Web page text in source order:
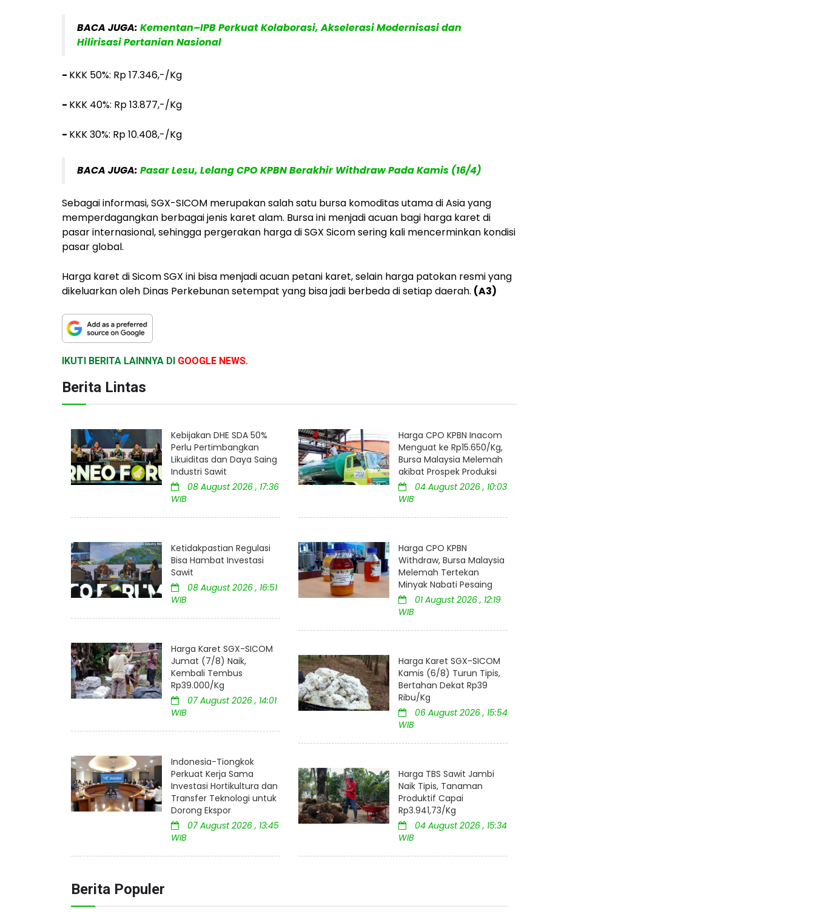
BACA JUGA: Kementan–IPB Perkuat Kolaborasi, Akselerasi Modernisasi dan
Hilirisasi Pertanian Nasional
- KKK 50%: Rp 17.346,-/Kg
- KKK 40%: Rp 13.877,-/Kg
- KKK 30%: Rp 10.408,-/Kg
BACA JUGA: Pasar Lesu, Lelang CPO KPBN Berakhir Withdraw Pada Kamis (16/4)
Sebagai informasi, SGX-SICOM merupakan salah satu bursa komoditas utama di Asia yang
memperdagangkan berbagai jenis karet alam. Bursa ini menjadi acuan bagi harga karet di
pasar internasional, sehingga pergerakan harga di SGX Sicom sering kali mencerminkan kondisi
pasar global.
Harga karet di Sicom SGX ini bisa menjadi acuan petani karet, selain harga patokan resmi yang
dikeluarkan oleh Dinas Perkebunan setempat yang bisa jadi berbeda di setiap daerah. (A3)
IKUTI BERITA LAINNYA DI GOOGLE NEWS.
Berita Lintas
Kebijakan DHE SDA 50%
Perlu Pertimbangkan
Likuiditas dan Daya Saing
Industri Sawit
08 August 2026 , 17:36
WIB
Ketidakpastian Regulasi
Bisa Hambat Investasi
Sawit
08 August 2026 , 16:51
WIB
Harga Karet SGX-SICOM
Jumat (7/8) Naik,
Kembali Tembus
Rp39.000/Kg
07 August 2026 , 14:01
WIB
Indonesia-Tiongkok
Perkuat Kerja Sama
Investasi Hortikultura dan
Transfer Teknologi untuk
Dorong Ekspor
07 August 2026 , 13:45
WIB
Harga CPO KPBN Inacom
Menguat ke Rp15.650/Kg,
Bursa Malaysia Melemah
akibat Prospek Produksi
04 August 2026 , 10:03
WIB
Harga CPO KPBN
Withdraw, Bursa Malaysia
Melemah Tertekan
Minyak Nabati Pesaing
01 August 2026 , 12:19
WIB
Harga Karet SGX-SICOM
Kamis (6/8) Turun Tipis,
Bertahan Dekat Rp39
Ribu/Kg
06 August 2026 , 15:54
WIB
Harga TBS Sawit Jambi
Naik Tipis, Tanaman
Produktif Capai
Rp3.941,73/Kg
04 August 2026 , 15:34
WIB
Berita Populer